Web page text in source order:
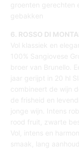
groenten
gebakken
6. ROSSO DI
Vol klassiek en
100% Sangiovese
broer van Brunello.
jaar gerijpt in 20 hl
combineert de wijn
de frisheid en
jonge wijn. Intens
rood fruit, zwarte
Vol, intens en
smaak, lang